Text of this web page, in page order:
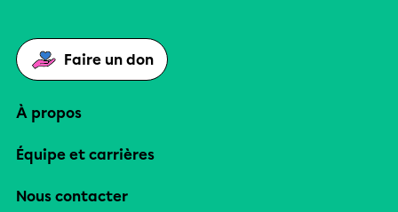
Faire un don
À propos
Équipe et carrières
Nous contacter